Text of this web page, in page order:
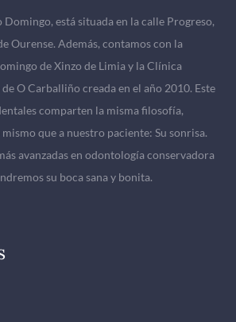
está situada en la calle Progreso,
Ourense. Además, contamos con la
de Xinzo de Limia y la Clínica
O Carballiño creada en el año 2010. Este
comparten la misma filosofía,
que a nuestro paciente: Su sonrisa.
avanzadas en odontología conservadora
su boca sana y bonita.